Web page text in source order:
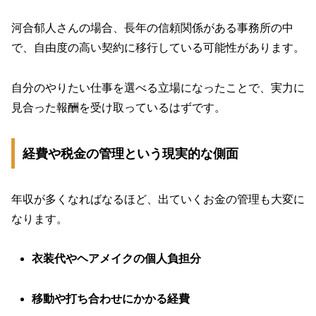
河合郁人さんの場合、長年の信頼関係がある事務所の中
で、自由度の高い契約に移行している可能性があります。
自分のやりたい仕事を選べる立場になったことで、実力に
見合った報酬を受け取っているはずです。
経費や税金の管理という現実的な側面
年収が多くなればなるほど、出ていくお金の管理も大変に
なります。
衣装代やヘアメイクの個人負担分
移動や打ち合わせにかかる経費